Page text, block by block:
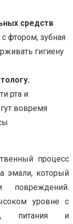
средств
фтором, зубная
гигиену
рта и
вовремя
процесс
эмали, который
уровне с
питания и